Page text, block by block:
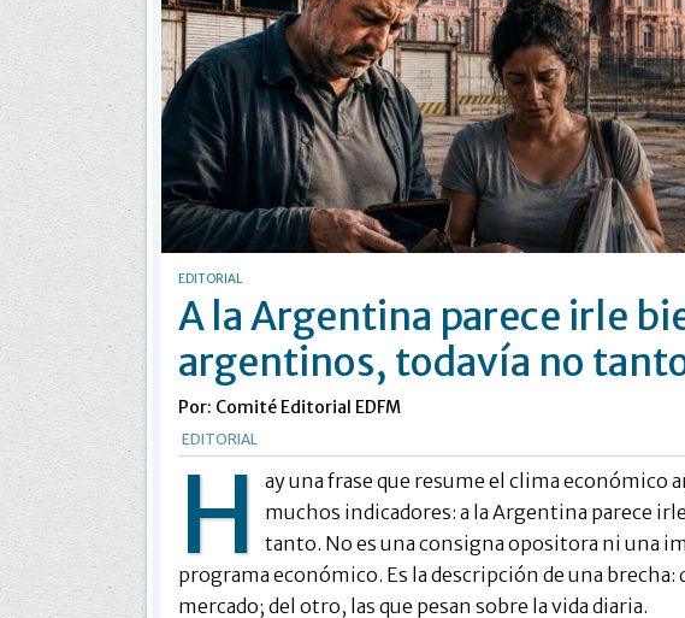
EDITORIAL
A la Argentina parece irle
argentinos, todavía no
Por: Comité Editorial EDFM
EDITORIAL
H
ay una frase que resume el clima económico
muchos indicadores: a la Argentina parece
tanto. No es una consigna opositora ni una
programa económico. Es la descripción de una brecha:
mercado; del otro, las que pesan sobre la vida diaria.